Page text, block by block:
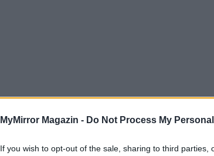
MyMirror Magazin - Do Not Process My
If you wish to opt-out of the sale, sharing to third parties,